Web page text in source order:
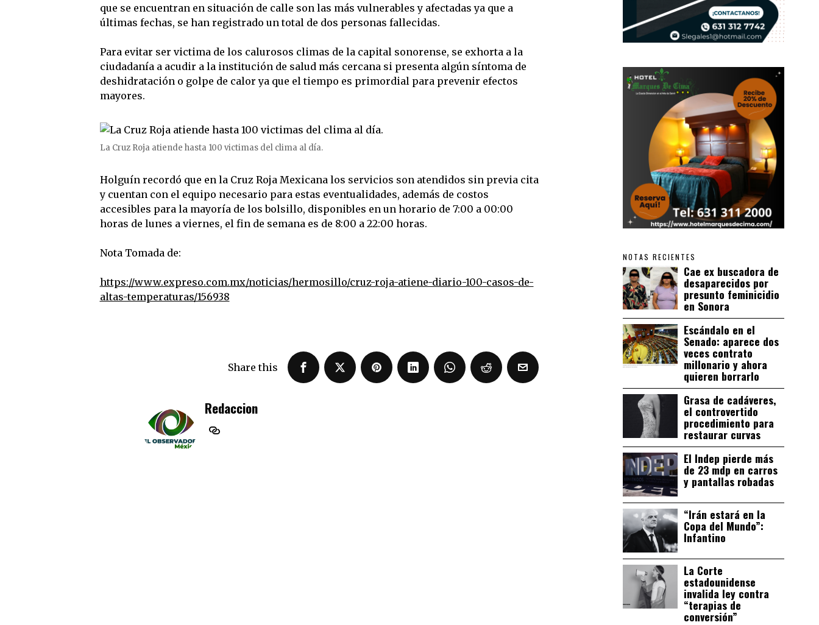
que se encuentran en situación de calle son las más vulnerables y afectadas ya que a
últimas fechas, se han registrado un total de dos personas fallecidas.
Para evitar ser victima de los calurosos climas de la capital sonorense, se exhorta a la
ciudadanía a acudir a la institución de salud más cercana si presenta algún síntoma de
deshidratación o golpe de calor ya que el tiempo es primordial para prevenir efectos
mayores.
La Cruz Roja atiende hasta 100 victimas del clima al día.
Holguín recordó que en la Cruz Roja Mexicana los servicios son atendidos sin previa cita
y cuentan con el equipo necesario para estas eventualidades, además de costos
accesibles para la mayoría de los bolsillo, disponibles en un horario de 7:00 a 00:00
horas de lunes a viernes, el fin de semana es de 8:00 a 22:00 horas.
Nota Tomada de:
https://www.expreso.com.mx/noticias/hermosillo/cruz-roja-atiene-diario-100-casos-de-
altas-temperaturas/156938
Share this
Redaccion
NOTAS RECIENTES
Cae ex buscadora de
desaparecidos por
presunto feminicidio
en Sonora
Escándalo en el
Senado: aparece dos
veces contrato
millonario y ahora
quieren borrarlo
Grasa de cadáveres,
el controvertido
procedimiento para
restaurar curvas
El Indep pierde más
de 23 mdp en carros
y pantallas robadas
“Irán estará en la
Copa del Mundo”:
Infantino
La Corte
estadounidense
invalida ley contra
“terapias de
conversión”